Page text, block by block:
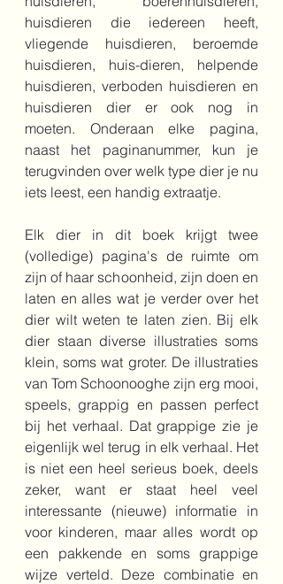
huisdieren die iedereen heeft,
vliegende huisdieren, beroemde
huisdieren, huis-dieren, helpende
huisdieren, verboden huisdieren en
huisdieren dier er ook nog in
moeten. Onderaan elke pagina,
naast het paginanummer, kun je
terugvinden over welk type dier je nu
iets leest, een handig extraatje.
Elk dier in dit boek krijgt twee
(volledige) pagina's de ruimte om
zijn of haar schoonheid, zijn doen en
laten en alles wat je verder over het
dier wilt weten te laten zien. Bij elk
dier staan diverse illustraties soms
klein, soms wat groter. De illustraties
van Tom Schoonooghe zijn erg mooi,
speels, grappig en passen perfect
bij het verhaal. Dat grappige zie je
eigenlijk wel terug in elk verhaal. Het
is niet een heel serieus boek, deels
zeker, want er staat heel veel
interessante (nieuwe) informatie in
voor kinderen, maar alles wordt op
een pakkende en soms grappige
wijze verteld. Deze combinatie en